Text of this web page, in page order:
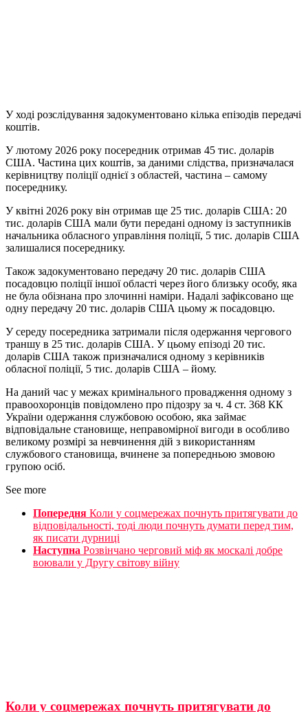
У ході розслідування задокументовано кілька епізодів передачі
коштів.
У лютому 2026 року посередник отримав 45 тис. доларів
США. Частина цих коштів, за даними слідства, призначалася
керівництву поліції однієї з областей, частина – самому
посереднику.
У квітні 2026 року він отримав ще 25 тис. доларів США: 20
тис. доларів США мали бути передані одному із заступників
начальника обласного управління поліції, 5 тис. доларів США
залишалися посереднику.
Також задокументовано передачу 20 тис. доларів США
посадовцю поліції іншої області через його близьку особу, яка
не була обізнана про злочинні наміри. Надалі зафіксовано ще
одну передачу 20 тис. доларів США цьому ж посадовцю.
У середу посередника затримали після одержання чергового
траншу в 25 тис. доларів США. У цьому епізоді 20 тис.
доларів США також призначалися одному з керівників
обласної поліції, 5 тис. доларів США – йому.
На даний час у межах кримінального провадження одному з
правоохоронців повідомлено про підозру за ч. 4 ст. 368 КК
України одержання службовою особою, яка займає
відповідальне становище, неправомірної вигоди в особливо
великому розмірі за невчинення дій з використанням
службового становища, вчинене за попередньою змовою
групою осіб.
See more
Попередня Коли у соцмережах почнуть притягувати до
відповідальності, тоді люди почнуть думати перед тим,
як писати дурниці
Наступна Розвінчано черговий міф як москалі добре
воювали у Другу світову війну
Коли у соцмережах почнуть притягувати до